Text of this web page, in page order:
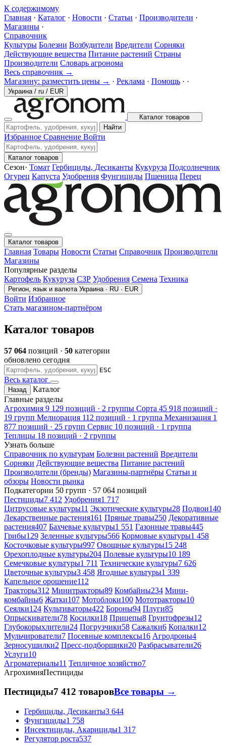
К содержимому
Главная · Каталог · Новости · Статьи · Производители ·
Магазины ·
Справочник
Культуры Болезни Возбудители Вредители Сорняки
Действующие вещества Питание растений Страны
Производители Словарь агронома
Весь справочник →
Магазину: разместить цены → · Реклама · Помощь · ·
Украина / ru / EUR
Каталог товаров
Найти
Избранное Сравнение Войти
Каталог товаров
Сезон· Томат Гербициды, Десиканты Кукуруза Подсолнечник
Огурец Капуста Удобрения Фунгициды Пшеница Перец
Каталог товаров
Главная Товары Новости Статьи Справочник Производители
Магазины
Популярные разделы
Картофель Кукуруза СЗР Удобрения Семена Техника
Регион, язык и валюта Украина · RU · EUR
Войти Избранное
Стать магазином-партнёром
Каталог товаров
57 064 позиций · 50 категории
обновлено сегодня
ESC
Весь каталог
Назад
Каталог
Главные разделы
Агрохимия 9 129 позиций · 2 группы Сорта 45 918 позиций ·
19 групп Мелиорация 112 позиций · 1 группа Механизация 1
877 позиций · 25 групп Сервис 10 позиций · 1 группа
Теплицы 18 позиций · 2 группы
Узнать больше
Справочник по культурам Болезни растений Вредители
Сорняки Действующие вещества Питание растений
Производители (бренды) Магазины-партнёры Статьи и
обзоры Новости рынка
Подкатегории 50 групп · 57 064 позиций
Пестициды7 412 Удобрения1 717
Цитрусовые культуры11 Экзотические культуры28 Подвои140
Лекарственные растения161 Пряные травы250 Декоративные
растения407 Бахчевые культуры1 551 Газонные травы445
Грибы129 Зеленные культуры566 Кормовые культуры1 458
Косточковые культуры997 Овощные культуры15 248
Орехоплодные культуры204 Полевые культуры10 189
Семечковые культуры1 711 Технические культуры7 626
Цветочные культуры3 458 Ягодные культуры1 339
Капельное орошение112
Тракторы312 Минитракторы89 Комбайны234 Мини-
комбайны6 Жатки107 Мотоблоки100 Мототракторы10
Сеялки124 Культиваторы422 Бороны94 Плуги85
Опрыскиватели78 Косилки18 Прицепы8 Грунтофрезы12
Глубокорыхлители24 Погрузчики58 Сажалки6 Копалки12
Мульчирователи7 Посевные комплексы16 Агродроны4
Зерносушилки2 Пресс-подборщики20 Разбрасыватели26
Услуги10
Агроматериалы11 Тепличное хозяйство7
АгрохимияПестициды
Пестициды7 412 товаровВсе товары →
Гербициды, Десиканты3 644
Фунгициды1 758
Инсектициды, Акарициды1 317
Регулятор роста537